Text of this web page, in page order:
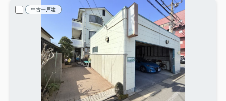
中古一戸建